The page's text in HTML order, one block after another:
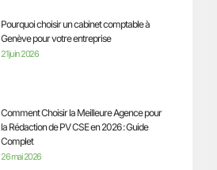
Pourquoi choisir un cabinet comptable à
Genève pour votre entreprise
21 juin 2026
Comment Choisir la Meilleure Agence pour
la Rédaction de PV CSE en 2026 : Guide
Complet
26 mai 2026